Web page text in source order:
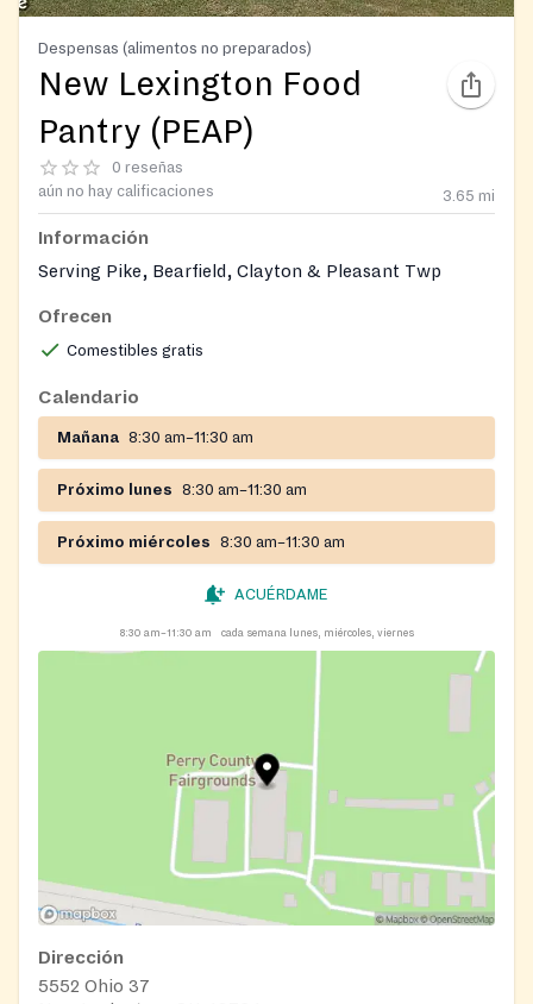
Despensas (alimentos no preparados)
New Lexington Food
Pantry (PEAP)
0 reseñas
aún no hay calificaciones
3.65 mi
Información
Serving Pike, Bearfield, Clayton & Pleasant Twp
Ofrecen
Comestibles gratis
Calendario
Mañana 8:30 am–11:30 am
Próximo lunes 8:30 am–11:30 am
Próximo miércoles 8:30 am–11:30 am
ACUÉRDAME
8:30 am–11:30 am cada semana lunes, miércoles, viernes
Dirección
5552 Ohio 37